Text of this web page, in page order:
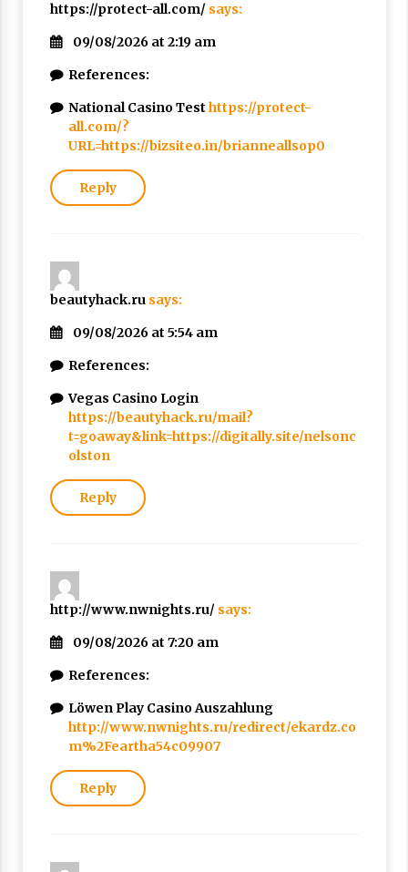
https://protect-all.com/ says:
09/08/2026 at 2:19 am
References:
National Casino Test https://protect-
all.com/?
URL=https://bizsiteo.in/brianneallsop0
Reply
beautyhack.ru says:
09/08/2026 at 5:54 am
References:
Vegas Casino Login
https://beautyhack.ru/mail?
t=goaway&link=https://digitally.site/nelsonc
olston
Reply
http://www.nwnights.ru/ says:
09/08/2026 at 7:20 am
References:
Löwen Play Casino Auszahlung
http://www.nwnights.ru/redirect/ekardz.co
m%2Feartha54c09907
Reply